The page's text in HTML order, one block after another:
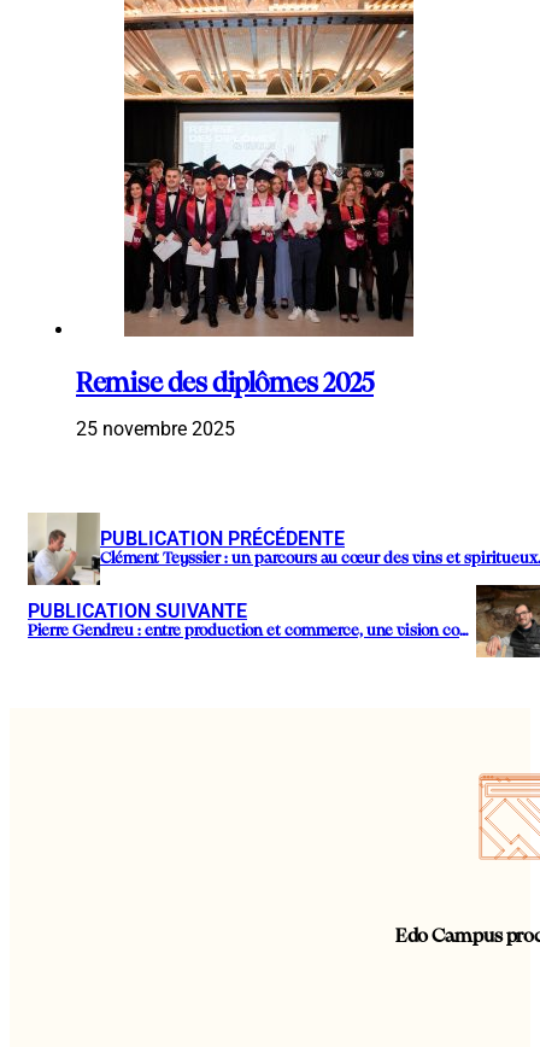
Remise des diplômes 2025
25 novembre 2025
PUBLICATION PRÉCÉDENTE
Clément Teyssier : un parcours au cœur des vins et spiritueux.
PUBLICATION SUIVANTE
Pierre Gendreu : entre production et commerce, une vision complète du vin.
Edo Campus